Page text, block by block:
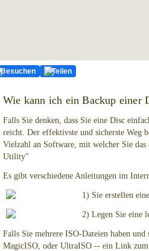
Besuchen Teilen
Wie kann ich ein Backup einer
Falls Sie denken, dass Sie eine Disc
reicht. Der effektivste und sicherste
Vielzahl an Software, mit welcher Sie
Utility"
Es gibt verschiedene Anleitungen im
1) Sie erstellen
2) Legen Sie eine
Falls Sie mehrere ISO-Dateien haben
MagicISO, oder UltraISO -- ein Link